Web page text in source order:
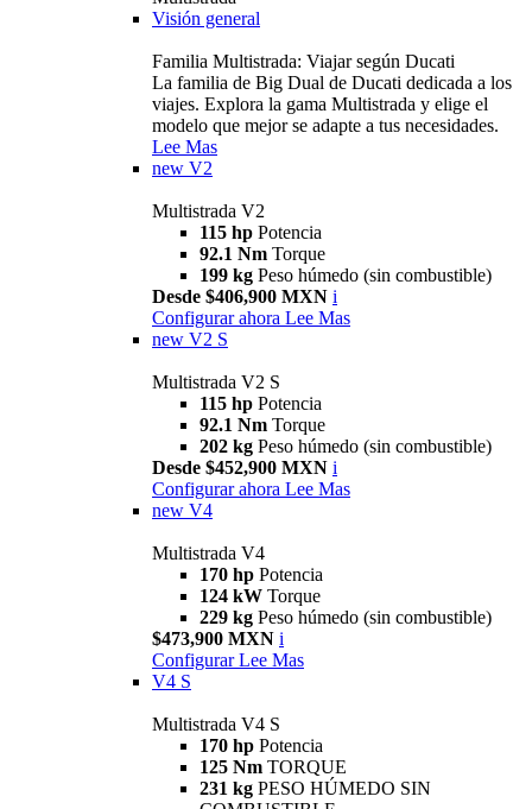
Visión general
Familia Multistrada: Viajar según Ducati
La familia de Big Dual de Ducati dedicada a los
viajes. Explora la gama Multistrada y elige el
modelo que mejor se adapte a tus necesidades.
Lee Mas
new V2
Multistrada V2
115 hp Potencia
92.1 Nm Torque
199 kg Peso húmedo (sin combustible)
Desde $406,900 MXN i
Configurar ahora Lee Mas
new V2 S
Multistrada V2 S
115 hp Potencia
92.1 Nm Torque
202 kg Peso húmedo (sin combustible)
Desde $452,900 MXN i
Configurar ahora Lee Mas
new V4
Multistrada V4
170 hp Potencia
124 kW Torque
229 kg Peso húmedo (sin combustible)
$473,900 MXN i
Configurar Lee Mas
V4 S
Multistrada V4 S
170 hp Potencia
125 Nm TORQUE
231 kg PESO HÚMEDO SIN